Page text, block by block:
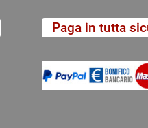
Paga in tutta